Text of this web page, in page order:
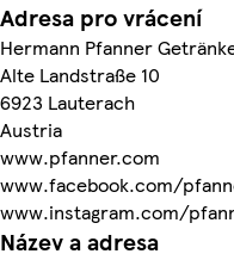
Adresa pro vrácení
Hermann Pfanner
Alte Landstraße 10
6923 Lauterach
Austria
www.pfanner.com
www.facebook.com/
www.instagram.com/
Název a adresa